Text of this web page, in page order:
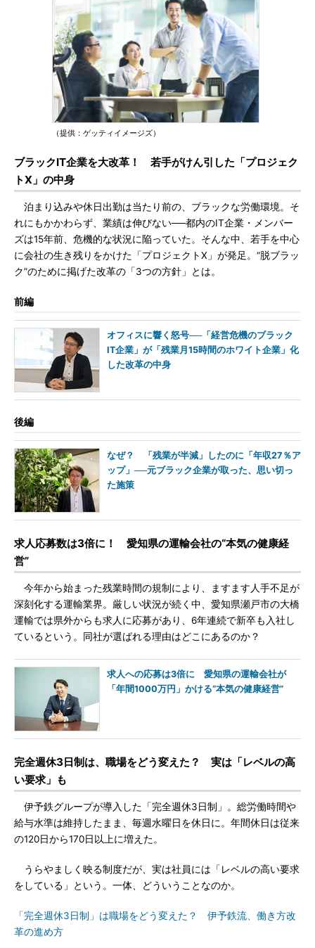
（提供：ゲッティイメージズ）
ブラックIT企業を大改革！ 若手がけん引した「プロジェク
トX」の中身
泊まり込みや休日出勤は当たり前の、ブラックな労働環境。そ
れにもかかわらず、業績は伸びない──都内のIT企業・メンバー
ズは15年前、危機的な状況に陥っていた。そんな中、若手を中心
に会社の生き残りをかけた「プロジェクトX」が発足。“脱ブラッ
ク”のために掲げた改革の「3つの方針」とは。
前編
オフィスに響く怒号──「経営危機のブラック
IT企業」が「残業月15時間のホワイト企業」化
した改革の中身
後編
なぜ？ 「残業が半減」したのに「年収27％ア
ップ」──元ブラック企業が取った、思い切っ
た施策
求人応募数は3倍に！ 愛知県の運輸会社の“本気の健康経
営”
今年から始まった残業時間の規制により、ますます人手不足が
深刻化する運輸業界。厳しい状況が続く中、愛知県瀬戸市の大橋
運輸では県外からも求人に応募があり、6年連続で新卒も入社し
ているという。同社が選ばれる理由はどこにあるのか？
求人への応募は3倍に 愛知県の運輸会社が
「年間1000万円」かける“本気の健康経営”
完全週休3日制は、職場をどう変えた？ 実は「レベルの高
い要求」も
伊予鉄グループが導入した「完全週休3日制」。総労働時間や
給与水準は維持したまま、毎週水曜日を休日に。年間休日は従来
の120日から170日以上に増えた。
うらやましく映る制度だが、実は社員には「レベルの高い要求
をしている」という。一体、どういうことなのか。
「完全週休3日制」は職場をどう変えた？ 伊予鉄流、働き方改
革の進め方